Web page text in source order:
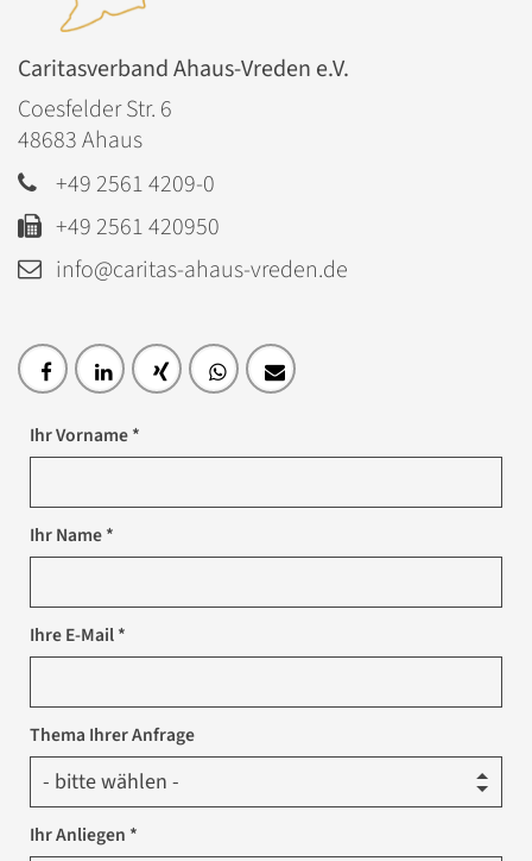
Ihr Vorname *
Ihr Name *
Ihre E-Mail *
Thema Ihrer Anfrage
Ihr Anliegen *
Caritasverband Ahaus-Vreden e.V.
Coesfelder Str. 6
48683Ahaus
+49 2561 4209-0
+49 2561 420950
info@caritas-ahaus-vreden.de